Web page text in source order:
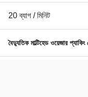
20 ব্যাগ / মিনিট
বৈদ্যুতিক মাল্টিহেড ওয়েজার প্যাকিং